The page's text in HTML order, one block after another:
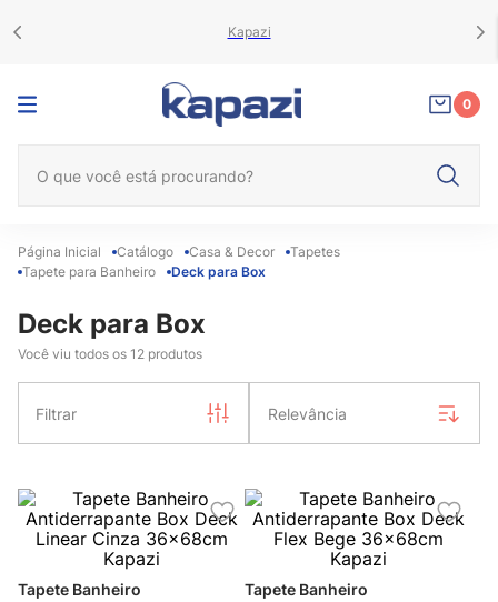
Kapazi
0
Catálogo Casa & Decor
Tapetes
Tapete para Banheiro
Deck para Box
Deck para Box
Você viu todos os 12 produtos
Filtrar Relevância
Tapete Banheiro
Tapete Banheiro